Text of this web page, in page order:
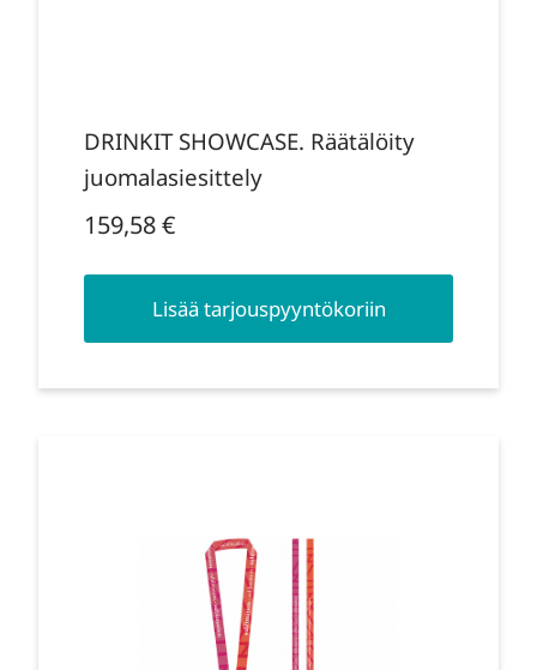
DRINKIT SHOWCASE. Räätälöity
juomalasiesittely
159,58€
Lisää tarjouspyyntökoriin